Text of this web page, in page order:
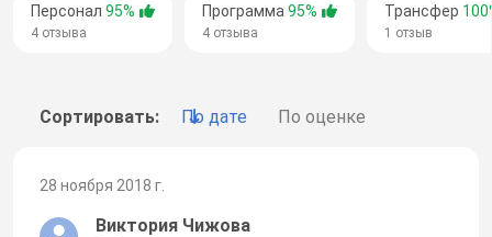
Персонал 95%
4 отзыва
Программа 95%
4 отзыва
Трансфер
1 отзыв
Сортировать: По дате По оценке
28 ноября 2018 г.
Виктория Чижова